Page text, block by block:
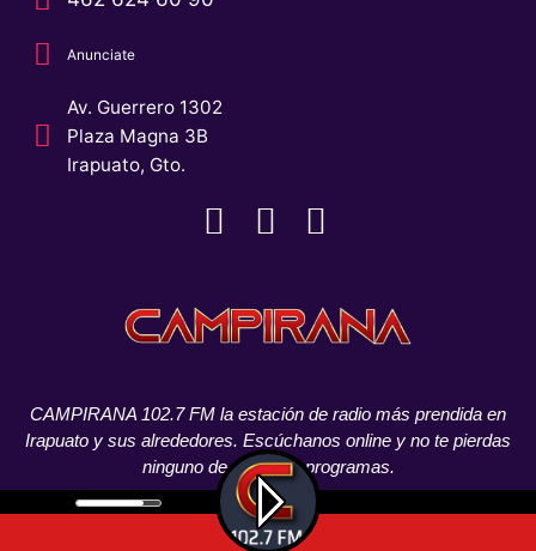
Anunciate
Av. Guerrero 1302
Plaza Magna 3B
Irapuato, Gto.
CAMPIRANA 102.7 FM la estación de radio más prendida en
Irapuato y sus alrededores. Escúchanos online y no te pierdas
ninguno de nuestros programas.